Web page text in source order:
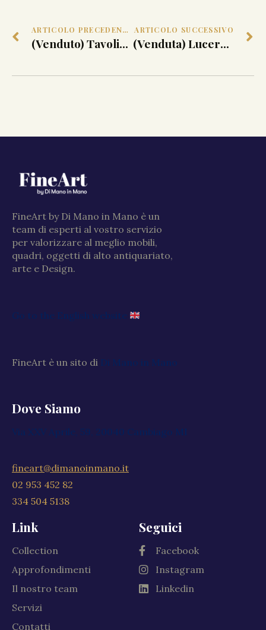
ARTICOLO PRECEDENTE
(Venduto) Tavolino in Bronzo Dorato e Piano a Chinoiserie
ARTICOLO SUCCESSIVO
(Venduta) Lucerna “Fiorentina” in Argento Vincenzo Belli Roma, terzo quarto XVIII secolo
FineArt by Di Mano in Mano è un
team di esperti al vostro servizio
per valorizzare al meglio mobili,
quadri, oggetti di alto antiquariato,
arte e Design.
Go to the English website
FineArt è un sito di Di Mano in Mano
Dove Siamo
Via XXV Aprile, 59, 20040 Cambiago MI
fineart@dimanoinmano.it
02 953 452 82
334 504 5138
Link
Collection
Approfondimenti
Il nostro team
Servizi
Contatti
Seguici
Facebook
Instagram
Linkedin